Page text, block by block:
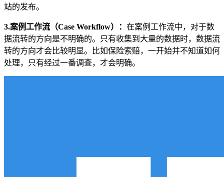
站的发布。
3.案例工作流（Case Workflow）： 在案例工作流中，对于数
据流转的方向是不明确的。只有收集到大量的数据时，数据流
转的方向才会比较明显。比如保险索赔，一开始并不知道如何
处理，只有经过一番调查，才会明确。